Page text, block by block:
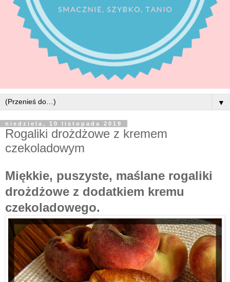
▼
niedziela, 10 listopada 2019
Rogaliki drożdżowe z kremem
czekoladowym
Miękkie, puszyste, maślane rogaliki
drożdżowe z dodatkiem kremu
czekoladowego.